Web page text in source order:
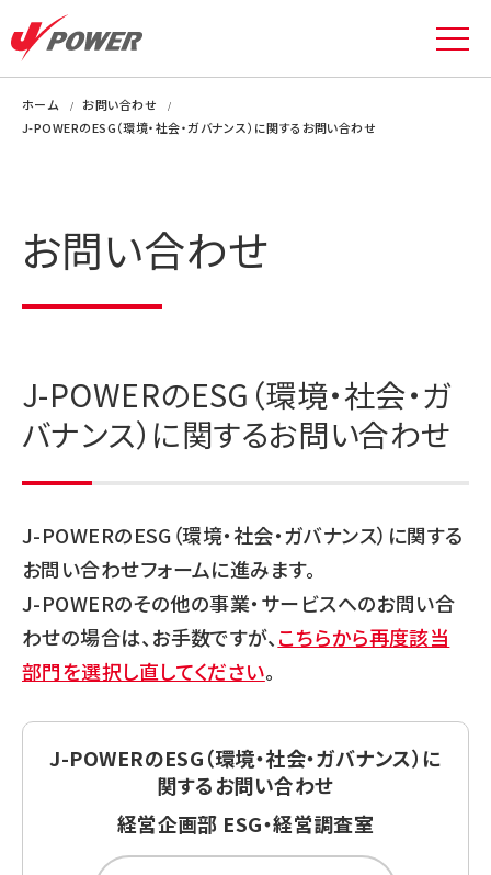
ホーム
お問い合わせ
J-POWERのESG（環境・社会・ガバナンス）に関するお問い合わせ
お問い合わせ
J-POWERのESG（環境・社会・ガ
バナンス）に関するお問い合わせ
J-POWERのESG（環境・社会・ガバナンス）に関する
お問い合わせフォームに進みます。
J-POWERのその他の事業・サービスへのお問い合
わせの場合は、お手数ですが、こちらから再度該当
部門を選択し直してください。
J-POWERのESG（環境・社会・ガバナンス）に
関するお問い合わせ
経営企画部 ESG・経営調査室